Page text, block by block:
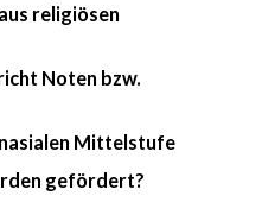
religiösen
Noten bzw.
Mittelstufe
gefördert?